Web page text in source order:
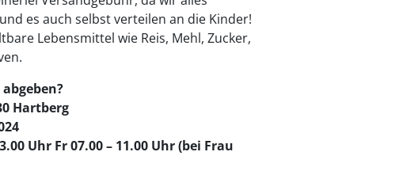
es auch selbst verteilen an die Kinder!
Lebensmittel wie Reis, Mehl, Zucker,
Hartberg
Uhr Fr 07.00 – 11.00 Uhr (bei Frau